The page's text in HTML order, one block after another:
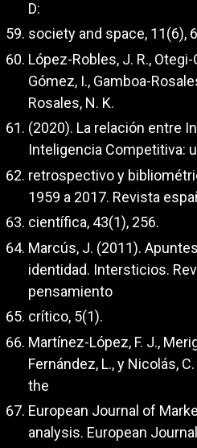
D:
society and space, 11(6),
López-Robles, J. R., Otegi-
Gómez, I., Gamboa-
Rosales, N. K.
(2020). La relación entre
Inteligencia Competitiva:
retrospectivo y
1959 a 2017. Revista
científica, 43(1), 256.
Marcús, J. (2011).
identidad. Intersticios.
pensamiento
crítico, 5(1).
Martínez-López, F. J.,
Fernández, L., y Nicolás,
the
European Journal of
analysis. European